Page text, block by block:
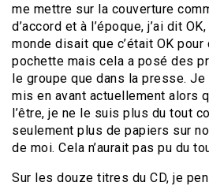
me mettre sur la couverture
d’accord et à l’époque, j’ai dit
monde disait que c’était OK
pochette mais cela a posé des
le groupe que dans la presse.
mis en avant actuellement alors
l’être, je ne le suis plus du tout
seulement plus de papiers sur
de moi. Cela n’aurait pas pu du
Sur les douze titres du CD, je